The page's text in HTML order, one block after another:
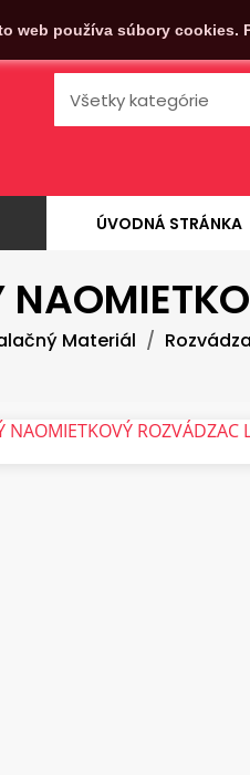
web používa súbory cookies.
ÚVODNÁ STRÁNKA
Materiál